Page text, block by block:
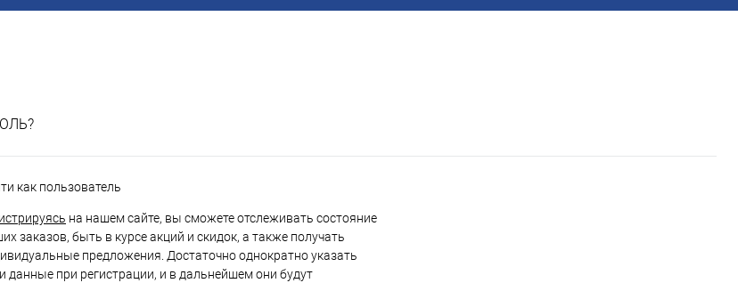
как пользователь
на нашем сайте, вы сможете отслеживать состояние
заказов, быть в курсе акций и скидок, а также получать
предложения. Достаточно однократно указать
данные при регистрации, и в дальнейшем они будут